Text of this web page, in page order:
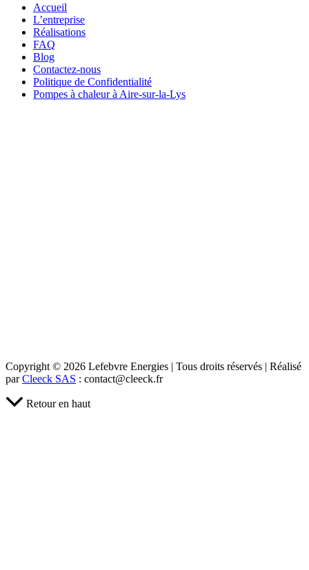
Accueil
L’entreprise
Réalisations
FAQ
Blog
Contactez-nous
Politique de Confidentialité
Pompes à chaleur à Aire-sur-la-Lys
Copyright © 2026 Lefebvre Energies | Tous droits réservés | Réalisé
parCleeck SAS : contact@cleeck.fr
Retour en haut